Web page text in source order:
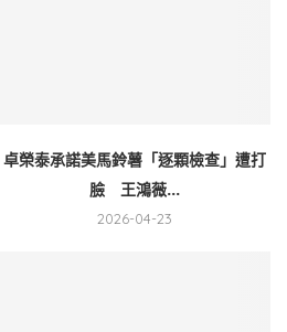
卓榮泰承諾美馬鈴薯「逐顆檢查」遭打
臉 王鴻薇...
2026-04-23